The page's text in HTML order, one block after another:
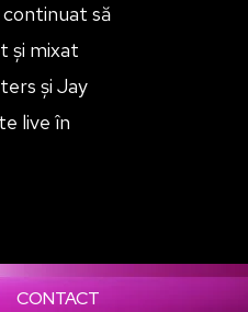
continuat să
și mixat
și Jay
live în
CONTACT